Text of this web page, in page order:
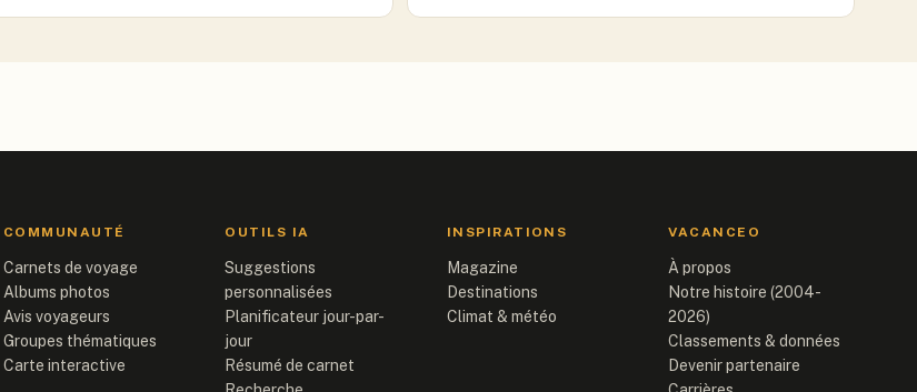
COMMUNAUTÉ
Carnets de voyage
Albums photos
Avis voyageurs
Groupes thématiques
Carte interactive
OUTILS IA
Suggestions
personnalisées
Planificateur jour-par-
jour
Résumé de carnet
INSPIRATIONS
Magazine
Destinations
Climat & météo
VACANCEO
À propos
Notre histoire (2004-
2026)
Classements & données
Devenir partenaire